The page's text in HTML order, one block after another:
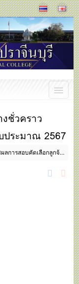
ชั่วคราว
ประมาณ 2567
กลูกจ้างชั่วคราว ตำแหน่ง ครูอัตราจ้าง ประจำปีงบประมาณ 2567